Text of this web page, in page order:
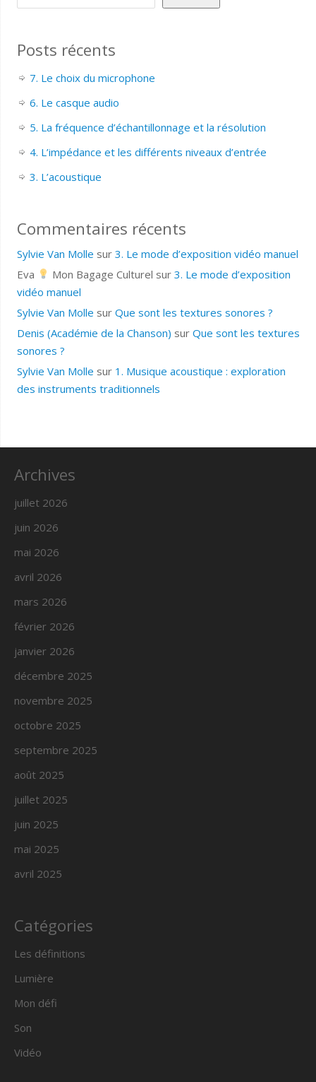
Posts récents
7. Le choix du microphone
6. Le casque audio
5. La fréquence d’échantillonnage et la résolution
4. L’impédance et les différents niveaux d’entrée
3. L’acoustique
Commentaires récents
Sylvie Van Molle sur 3. Le mode d’exposition vidéo manuel
Eva
Mon Bagage Culturel sur 3. Le mode d’exposition
vidéo manuel
Sylvie Van Molle sur Que sont les textures sonores ?
Denis (Académie de la Chanson) sur Que sont les textures
sonores ?
Sylvie Van Molle sur 1. Musique acoustique : exploration
des instruments traditionnels
Archives
juillet 2026
juin 2026
mai 2026
avril 2026
mars 2026
février 2026
janvier 2026
décembre 2025
novembre 2025
octobre 2025
septembre 2025
août 2025
juillet 2025
juin 2025
mai 2025
avril 2025
Catégories
Les définitions
Lumière
Mon défi
Son
Vidéo